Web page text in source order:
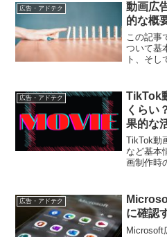
広告・アドテク
動画広
的な概
この記事
ついて基
ト、そし
広告・アドテク
TikTok
くらい
果的な
TikTok動
など基本
画制作時
広告・アドテク
に確認
Microsoft